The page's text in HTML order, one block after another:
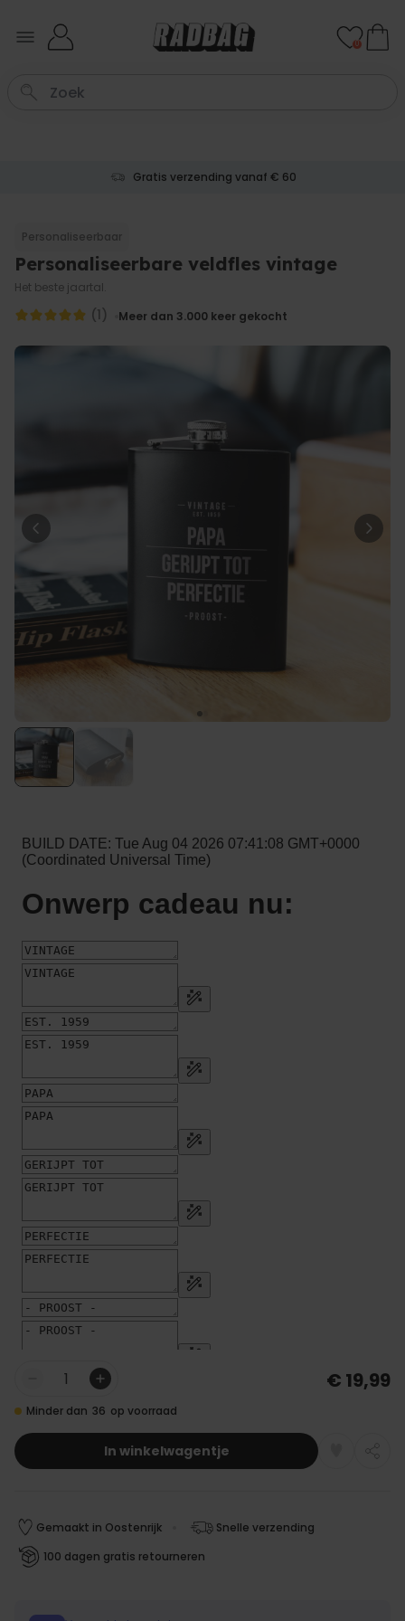
0
Gratis verzending vanaf € 60
Personaliseerbaar
Personaliseerbare veldfles vintage
Het beste jaartal.
(1) Meer dan 3.000 keer gekocht
Minder dan 36 op voorraad
€ 19,99
In winkelwagentje
Gemaakt in Oostenrijk
Snelle verzending
100 dagen gratis retourneren